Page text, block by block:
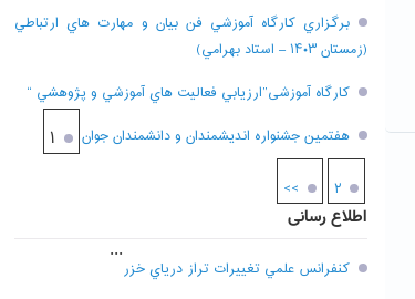
برگزاري کارگاه آموزشي فن بيان و مهارت هاي ارتباطي
(زمستان ۱۴۰۳ – استاد بهرامي)
کارگاه آموزشی”ارزيابي فعاليت هاي آموزشي و پژوهشي “
هفتمين جشنواره انديشمندان و دانشمندان جوان
۱
۲ >>
اطلاع رسانی
کنفرانس علمي تغييرات تراز درياي خزر
...